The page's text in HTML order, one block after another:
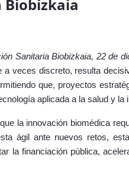
Sanitaria Biobizkaia, 22 de
a veces discreto, resulta
que, proyectos
aplicada a la salud y la
la innovación biomédica
ágil ante nuevos retos,
la financiación pública,